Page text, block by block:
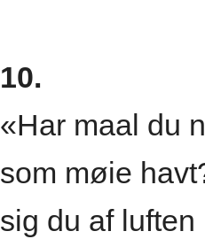
10.
«Har maal du
som møie
sig du af luften